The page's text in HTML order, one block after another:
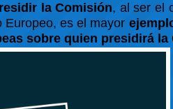
la Comisión, al ser el
Europeo, es el mayor
sobre quien presidirá la